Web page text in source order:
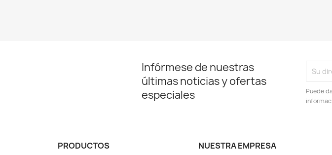
Infórmese de nuestras
últimas noticias y ofertas
especiales
Puede
PRODUCTOS NUESTRA EMPRESA